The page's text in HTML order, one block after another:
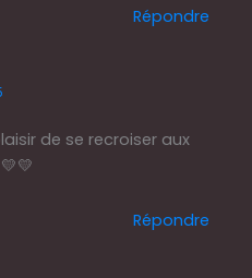
Répondre
de se recroiser aux
Répondre